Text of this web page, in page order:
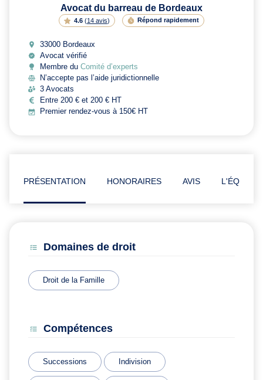
Avocat du barreau de Bordeaux
4.6 (14 avis) Répond rapidement
33000 Bordeaux
Avocat vérifié
Membre du Comité d’experts
N’accepte pas l’aide juridictionnelle
3 Avocats
Entre 200 € et 200 € HT
Premier rendez-vous à 150€ HT
PRÉSENTATION HONORAIRES AVIS L'ÉQUIPE
Domaines de droit
Droit de la Famille
Compétences
Successions Indivision